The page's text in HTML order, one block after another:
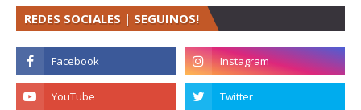
REDES SOCIALES | SEGUINOS!